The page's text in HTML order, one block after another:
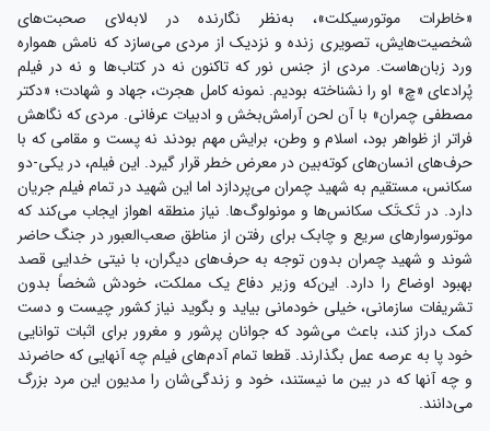
«خاطرات موتورسیکلت»، به‌نظر نگارنده در لابه‌لای صحبت‌های
شخصیت‌هایش، تصویری زنده و نزدیک از مردی می‌سازد که نامش همواره
ورد زبان‌هاست. مردی از جنس نور که تاکنون نه در کتاب‌ها و نه در فیلم
پُرادعای «چ» او را نشناخته بودیم. نمونه کامل هجرت، جهاد و شهادت؛ «دکتر
مصطفی چمران» با آن لحن آرامش‌بخش و ادبیات عرفانی. مردی که نگاهش
فراتر از ظواهر بود، اسلام و وطن، برایش مهم بودند نه پست و مقامی که با
حرف‌های انسان‌های کوته‌بین در معرض خطر قرار گیرد. این فیلم، در یکی-دو
سکانس، مستقیم به شهید چمران می‌پردازد اما این شهید در تمام فیلم جریان
دارد. در تَک‌تَک سکانس‌ها و مونولوگ‌ها. نیاز منطقه اهواز ایجاب می‌کند که
موتورسوارهای سریع و چابک برای رفتن از مناطق صعب‌العبور در جنگ حاضر
شوند و شهید چمران بدون توجه به حرف‌های دیگران، با نیتی خدایی قصد
بهبود اوضاع را دارد. این‌که وزیر دفاع یک مملکت، خودش شخصاً بدون
تشریفات سازمانی، خیلی خودمانی بیاید و بگوید نیاز کشور چیست و دست
کمک دراز کند، باعث می‌شود که جوانان پرشور و مغرور برای اثبات توانایی
خود پا به عرصه عمل بگذارند. قطعا تمام آدم‌های فیلم چه آنهایی که حاضرند
و چه آنها که در بین ما نیستند، خود و زندگی‌شان را مدیون این مرد بزرگ
می‌دانند.